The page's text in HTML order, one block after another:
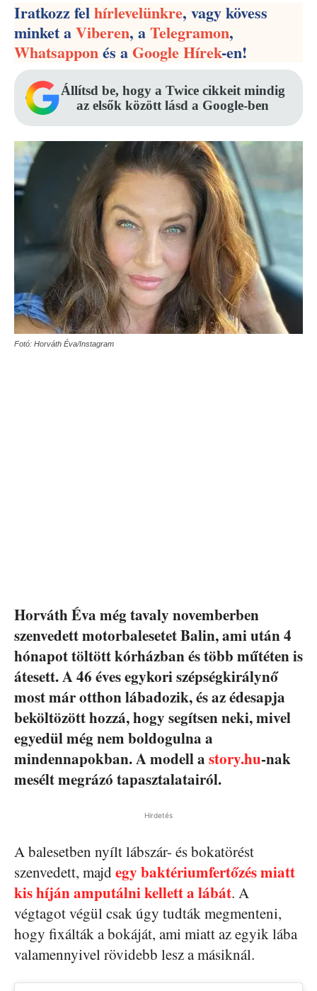
Iratkozz felhírlevelünkre, vagy kövess
minket aViberen, aTelegramon,
Whatsapponés aGoogle Hírek-en!
Állítsd be, hogy a Twice cikkeit mindig
az elsők között lásd a Google-ben
Fotó: Horváth Éva/Instagram
Horváth Éva még tavaly novemberben
szenvedett motorbalesetet Balin, ami után 4
hónapot töltött kórházban és több műtéten is
átesett. A 46 éves egykori szépségkirálynő
most már otthon lábadozik, és az édesapja
beköltözött hozzá, hogy segítsen neki, mivel
egyedül még nem boldogulna a
mindennapokban. A modell a story.hu-nak
mesélt megrázó tapasztalatairól.
Hirdetés
A balesetben nyílt lábszár- és bokatörést
szenvedett, majd egy baktériumfertőzés miatt
kis híján amputálni kellett a lábát. A
végtagot végül csak úgy tudták megmenteni,
hogy fixálták a bokáját, ami miatt az egyik lába
valamennyivel rövidebb lesz a másiknál.